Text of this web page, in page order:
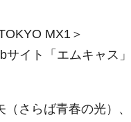
MX1＞
サイト「エムキャス
さらば青春の光）